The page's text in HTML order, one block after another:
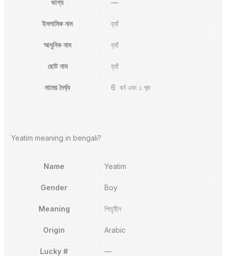
ভাগ্য —
ইসলামিক নাম হ্যাঁ
আধুনিক নাম হ্যাঁ
ছোট নাম হ্যাঁ
নামের দৈর্ঘ্য 6 বর্ন এবং ১ শব্দ
Yeatim meaning in bengali?
Name Yeatim
Gender Boy
Meaning পিতৃহীন
Origin Arabic
Lucky # —